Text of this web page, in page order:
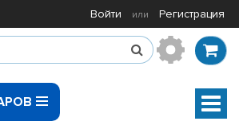
Войти или Регистрация